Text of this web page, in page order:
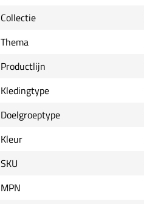
Collectie
Thema
Productlijn
Kledingtype
Doelgroeptype
Kleur
SKU
MPN